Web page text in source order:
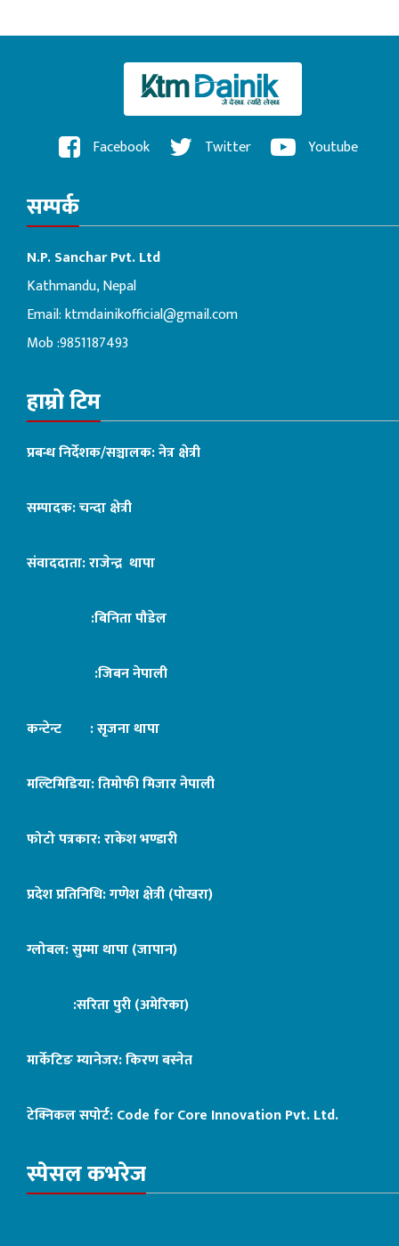
Facebook Twitter Youtube
सम्पर्क
N.P. Sanchar Pvt. Ltd
Kathmandu, Nepal
Email:ktmdainikofficial@gmail.com
Mob :9851187493
हाम्रो टिम
प्रबन्ध निर्देशक/सञ्चालक: नेत्र क्षेत्री
सम्पादक: चन्दा क्षेत्री
संवाददाता: राजेन्द्र थापा
:बिनिता पौडेल
:जिबन नेपाली
कन्टेन्ट : सृजना थापा
मल्टिमिडिया: तिमोफी मिजार नेपाली
फोटो पत्रकार: राकेश भण्डारी
प्रदेश प्रतिनिधि: गणेश क्षेत्री (पोखरा)
ग्लोबल: सुम्मा थापा (जापान)
:सरिता पुरी (अमेरिका)
मार्केटिङ म्यानेजर: किरण बस्नेत
टेक्निकल सपोर्ट:Code for Core Innovation Pvt. Ltd.
स्पेसल कभरेज